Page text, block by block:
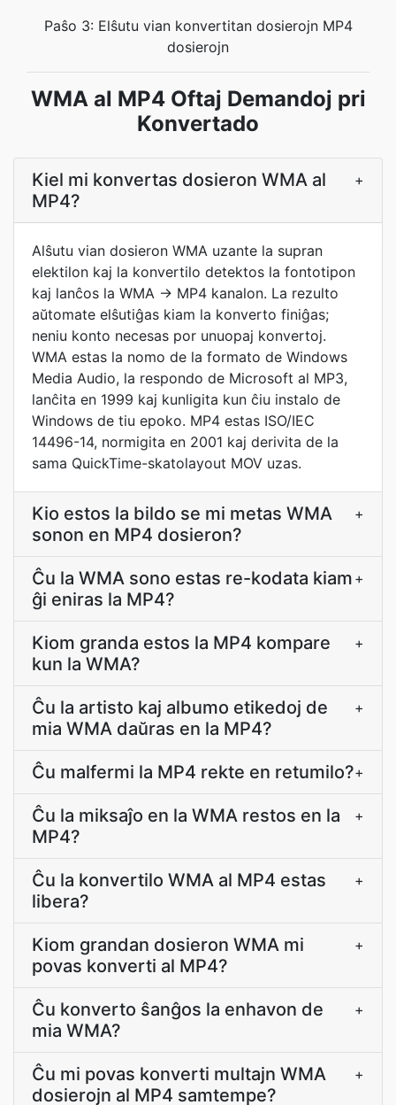
Paŝo 3: Elŝutu vian konvertitan dosierojn MP4
dosierojn
WMA al MP4 Oftaj Demandoj pri
Konvertado
Kiel mi konvertas dosieron WMA al
MP4?
+
Alŝutu vian dosieron WMA uzante la supran
elektilon kaj la konvertilo detektos la fontotipon
kaj lanĉos la WMA → MP4 kanalon. La rezulto
aŭtomate elŝutiĝas kiam la konverto finiĝas;
neniu konto necesas por unuopaj konvertoj.
WMA estas la nomo de la formato de Windows
Media Audio, la respondo de Microsoft al MP3,
lanĉita en 1999 kaj kunligita kun ĉiu instalo de
Windows de tiu epoko. MP4 estas ISO/IEC
14496-14, normigita en 2001 kaj derivita de la
sama QuickTime-skatolayout MOV uzas.
Kio estos la bildo se mi metas WMA
sonon en MP4 dosieron?
+
Ĉu la WMA sono estas re-kodata kiam
ĝi eniras la MP4?
+
Kiom granda estos la MP4 kompare
kun la WMA?
+
Ĉu la artisto kaj albumo etikedoj de
mia WMA daŭras en la MP4?
+
Ĉu malfermi la MP4 rekte en retumilo?+
Ĉu la miksaĵo en la WMA restos en la
MP4?
+
Ĉu la konvertilo WMA al MP4 estas
libera?
+
Kiom grandan dosieron WMA mi
povas konverti al MP4?
+
Ĉu konverto ŝanĝos la enhavon de
mia WMA?
+
Ĉu mi povas konverti multajn WMA
dosierojn al MP4 samtempe?
+